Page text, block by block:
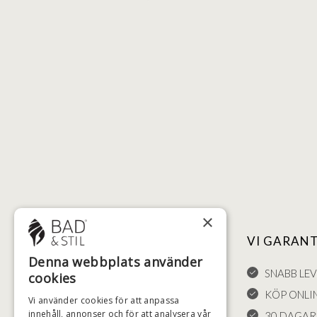
NYTTIGA LÄNKAR
FÖRSÄLJNINGSVILLKOR
LEVERANS OCH RETURER
VI
SNABB
KÖP
×
Denna webbplats använder
cookies
Vi använder cookies för att anpassa
innehåll, annonser och för att analysera vår